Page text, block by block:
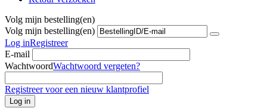
Volg mijn bestelling(en)
Volg mijn bestelling(en)
Log inRegistreer
E-mail
WachtwoordWachtwoord vergeten?
Registreer voor een nieuw klantprofiel
Log in